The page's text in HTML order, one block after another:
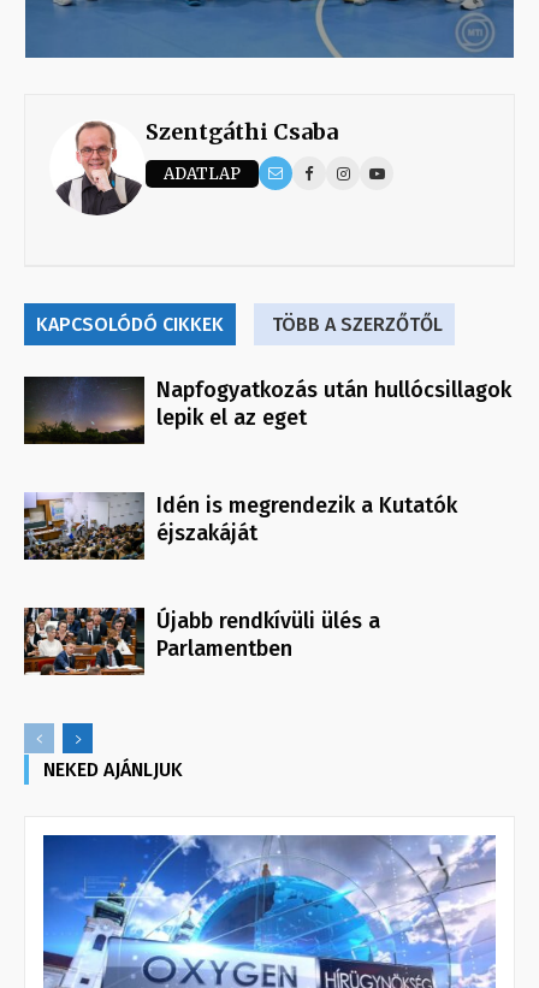
Szentgáthi Csaba
ADATLAP
KAPCSOLÓDÓ CIKKEK TÖBB A SZERZŐTŐL
Napfogyatkozás után hullócsillagok
lepik el az eget
Idén is megrendezik a Kutatók
éjszakáját
Újabb rendkívüli ülés a
Parlamentben
NEKED AJÁNLJUK